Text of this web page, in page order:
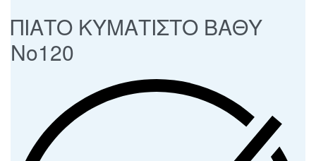
ΠΙΑΤΟ ΚΥΜΑΤΙΣΤΟ ΒΑΘΥ
Νο120